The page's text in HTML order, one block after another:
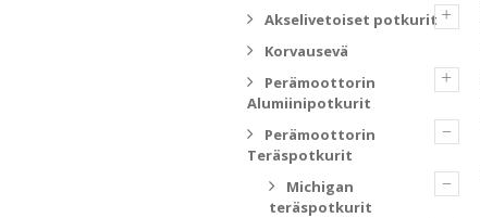
+
Akselivetoiset potkurit
Korvausevä
+
Perämoottorin
Alumiinipotkurit
–
Perämoottorin
Teräspotkurit
–
Michigan
teräspotkurit